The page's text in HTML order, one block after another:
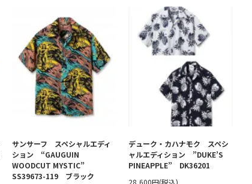
サンサーフ スペシャルエディ
ション “GAUGUIN
WOODCUT MYSTIC”
SS39673-119 ブラック
デューク・カハナモク スペシ
ャルエディション ”DUKE’S
PINEAPPLE” DK36201
28,600円(税込)